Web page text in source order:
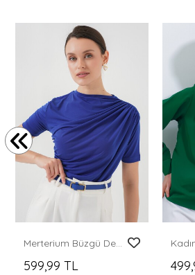
Merterium Büzgü Detaylı Kısa Kol Sandy Bluz 945 - Saks
599,99 TL